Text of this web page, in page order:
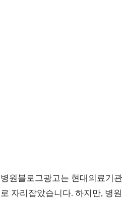
병원블로그광고는 현대의료기
로 자리잡았습니다. 하지만, 병